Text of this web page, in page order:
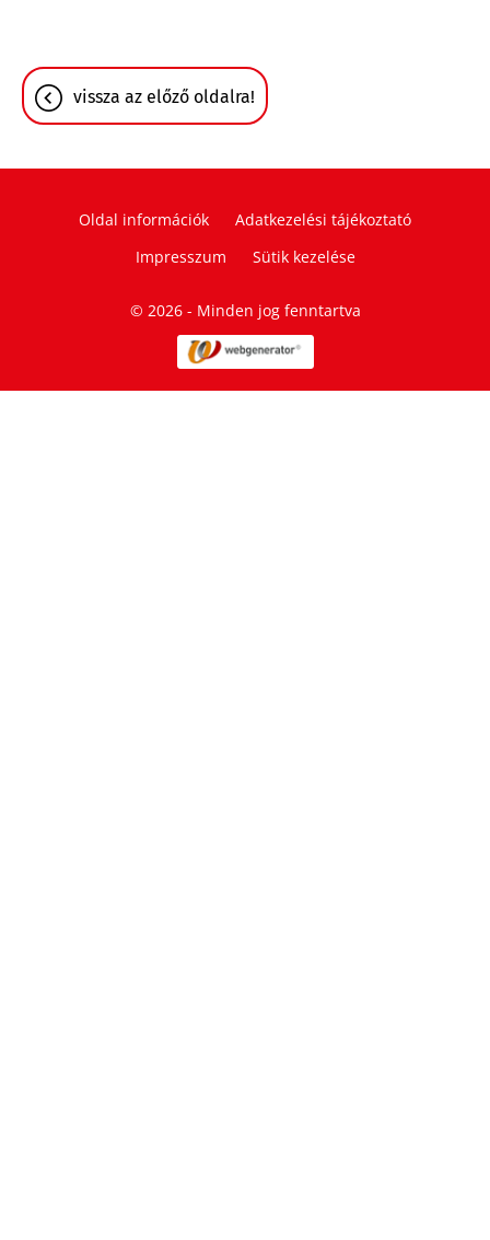
vissza az előző oldalra!
© 2026 - Minden jog fenntartva
Oldal információk
Adatkezelési tájékoztató
Impresszum
Sütik kezelése